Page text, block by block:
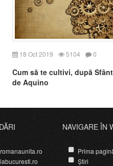
18 Oct 2019 5104 0
Cum să te cultivi, după
de Aquino
NAVIGARE ÎN
Prima
Știri